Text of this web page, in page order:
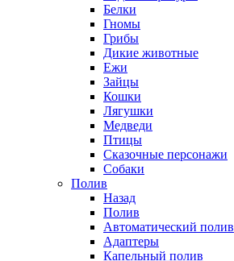
Белки
Гномы
Грибы
Дикие животные
Ежи
Зайцы
Кошки
Лягушки
Медведи
Птицы
Сказочные персонажи
Собаки
Полив
Назад
Полив
Автоматический полив
Адаптеры
Капельный полив